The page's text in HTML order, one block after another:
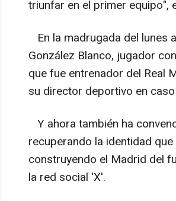
triunfar en el primer equipo",
En la madrugada del lunes
González Blanco, jugador
que fue entrenador del Real
su director deportivo en
Y ahora también ha
recuperando la identidad
construyendo el Madrid del
la red social 'X'.